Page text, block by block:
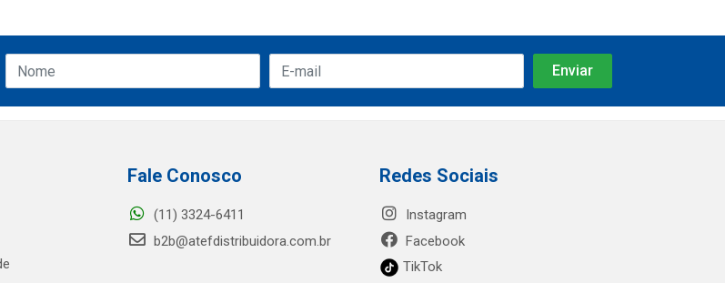
Fale Conosco
(11) 3324-6411
b2b@atefdistribuidora.com.br
Redes Sociais
Instagram
Facebook
TikTok